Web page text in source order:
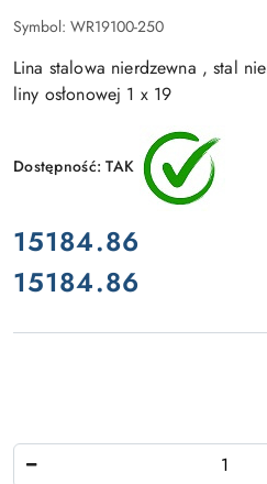
Symbol: WR19100-250
Lina stalowa nierdzewna , stal
liny osłonowej 1 x 19
Dostępność:TAK
cena:
15184.86
Cena:
15184.86
Ilość